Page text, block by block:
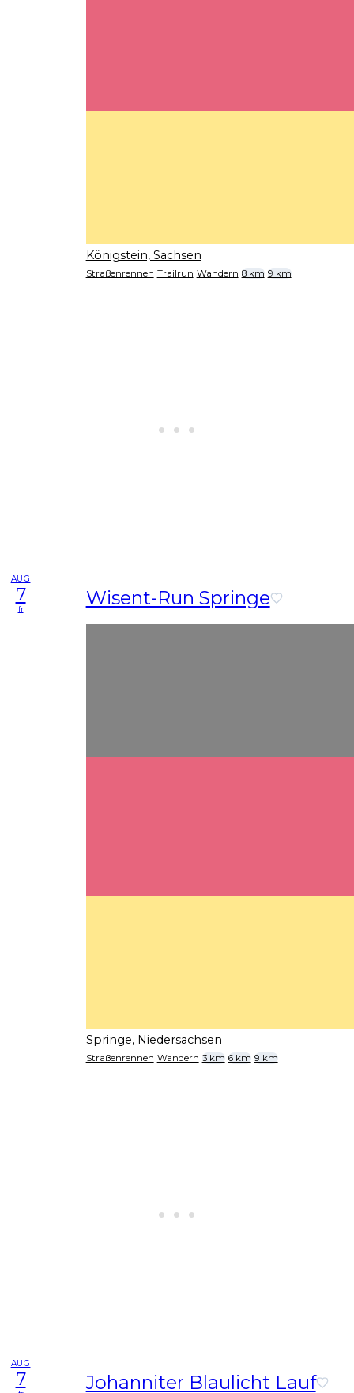
Königstein, Sachsen
Straßenrennen Trailrun Wandern 8 km 9 km
AUG
7
fr Wisent-Run Springe
Springe, Niedersachsen
Straßenrennen Wandern 3 km 6 km 9 km
AUG
7 Johanniter Blaulicht Lauf